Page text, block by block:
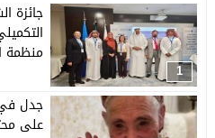
1
جائزة
منظمة
جدل في
على